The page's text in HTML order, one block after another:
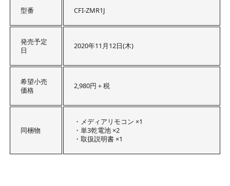
型番 CFI-ZMR1J
発売予定
日
2020年11月12日(木)
希望小売
価格
2,980円＋税
同梱物
・メディアリモコン ×1
・単3乾電池 ×2
・取扱説明書 ×1